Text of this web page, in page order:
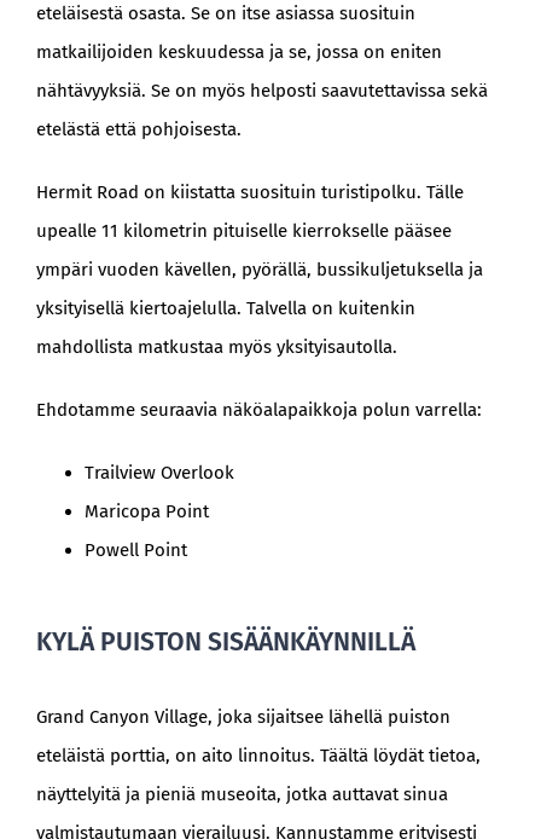
eteläisestä osasta. Se on itse asiassa suosituin
matkailijoiden keskuudessa ja se, jossa on eniten
nähtävyyksiä. Se on myös helposti saavutettavissa sekä
etelästä että pohjoisesta.
Hermit Road on kiistatta suosituin turistipolku. Tälle
upealle 11 kilometrin pituiselle kierrokselle pääsee
ympäri vuoden kävellen, pyörällä, bussikuljetuksella ja
yksityisellä kiertoajelulla. Talvella on kuitenkin
mahdollista matkustaa myös yksityisautolla.
Ehdotamme seuraavia näköalapaikkoja polun varrella:
Trailview Overlook
Maricopa Point
Powell Point
KYLÄ PUISTON SISÄÄNKÄYNNILLÄ
Grand Canyon Village, joka sijaitsee lähellä puiston
eteläistä porttia, on aito linnoitus. Täältä löydät tietoa,
näyttelyitä ja pieniä museoita, jotka auttavat sinua
valmistautumaan vierailuusi. Kannustamme erityisesti